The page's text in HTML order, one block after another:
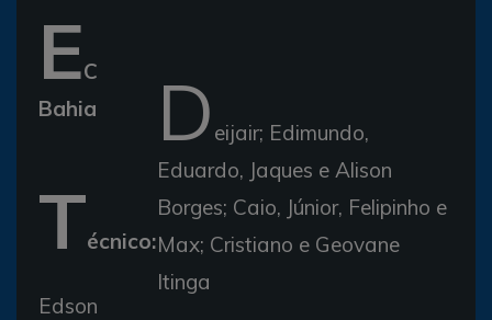
EC
Bahia
D eijair; Edimundo,
Eduardo, Jaques e Alison
Borges; Caio, Júnior, Felipinho e
Max; Cristiano e Geovane
Itinga
Técnico:
Edson